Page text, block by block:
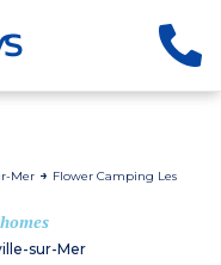
Mer
Flower Camping Les
sur-Mer